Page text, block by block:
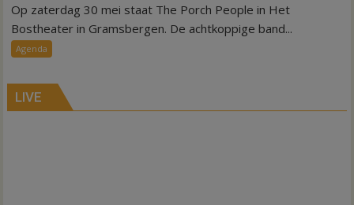
Muziekvoorstelling
lokale
Gramsbergen
Op zaterdag 30 mei staat The Porch People in Het
Bostheater in Gramsbergen. De achtkoppige band...
Agenda
LIVE